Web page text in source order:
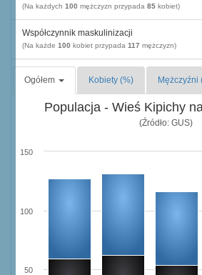
(Na każdych 100 mężczyzn przypada 85 kobiet)
Współczynnik maskulinizacji
(Na każde 100 kobiet przypada 117 mężczyzn)
Ogółem Kobiety (%) Mężczyźni
Populacja - Wieś Kipichy
(Źródło: GUS)
50
100
150